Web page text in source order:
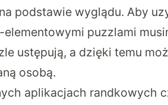
podstawie wyglądu. Aby
puzzlami
ustępują, a dzięki temu
osobą.
aplikacjach randkowych